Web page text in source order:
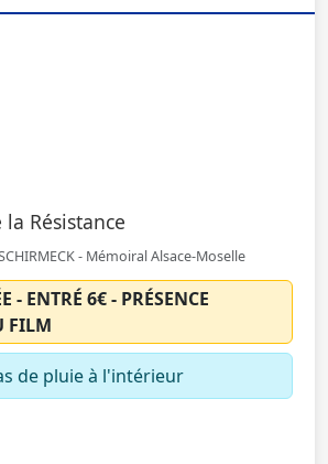
Résistance
- Mémoiral Alsace-Moselle
- ENTRÉ 6€ - PRÉSENCE
FILM
de pluie à l'intérieur